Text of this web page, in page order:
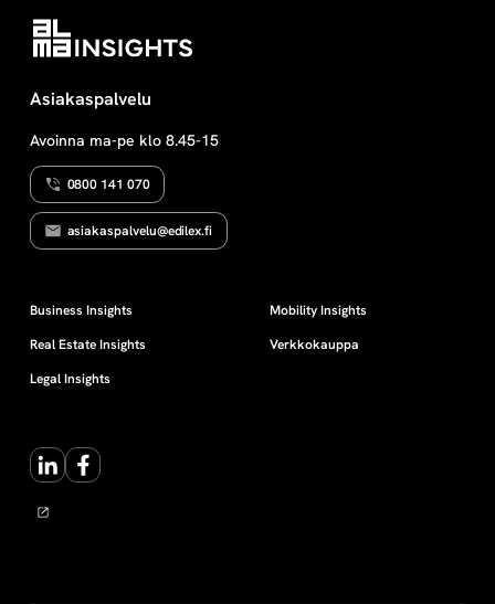
n
e
n
Asiakaspalvelu
Avoinna ma-pe klo 8.45-15
0800 141 070
asiakaspalvelu@edilex.fi
Business Insights
Real Estate Insights
Legal Insights
Mobility Insights
Verkkokauppa
LinkedInFacebook